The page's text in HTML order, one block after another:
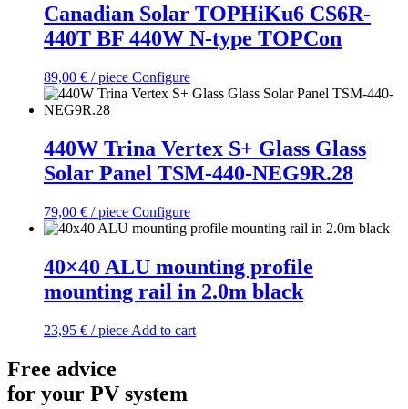
Canadian Solar TOPHiKu6 CS6R-
440T BF 440W N-type TOPCon
89,00 € / piece Configure
440W Trina Vertex S+ Glass Glass
Solar Panel TSM-440-NEG9R.28
79,00 € / piece Configure
40×40 ALU mounting profile
mounting rail in 2.0m black
23,95 € / piece Add to cart
Free advice
for your PV system